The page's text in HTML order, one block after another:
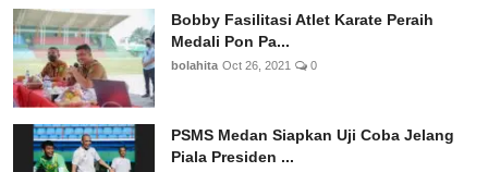
Bobby Fasilitasi Atlet Karate Peraih
Medali Pon Pa...
bolahita Oct 26, 2021 0
PSMS Medan Siapkan Uji Coba Jelang
Piala Presiden ...